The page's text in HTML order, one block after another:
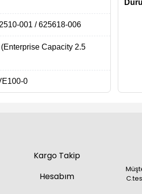
001 / 625618-006
Capacity 2.5
0
Kargo Takip
Hesabım